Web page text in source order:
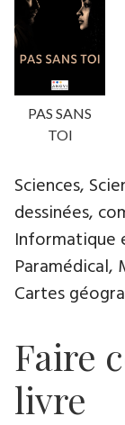
PAS SANS
TOI
Sciences,
dessinées,
Informatique
Paramédical,
Cartes
Faire
livre